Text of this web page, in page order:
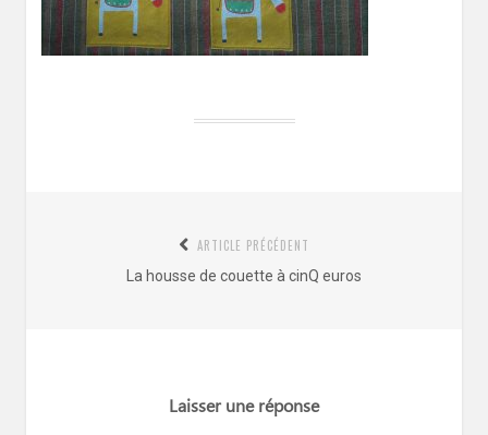
ARTICLE PRÉCÉDENT
Article
La housse de couette à cinQ euros
Laisser une réponse